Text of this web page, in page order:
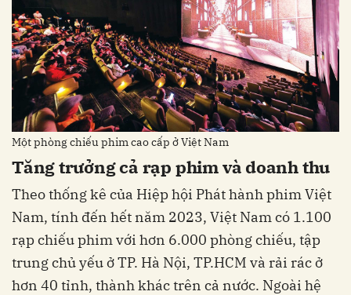
Một phòng chiếu phim cao cấp ở Việt Nam
Tăng trưởng cả rạp phim và doanh thu
Theo thống kê của Hiệp hội Phát hành phim Việt
Nam, tính đến hết năm 2023, Việt Nam có 1.100
rạp chiếu phim với hơn 6.000 phòng chiếu, tập
trung chủ yếu ở TP. Hà Nội, TP.HCM và rải rác ở
hơn 40 tỉnh, thành khác trên cả nước. Ngoài hệ